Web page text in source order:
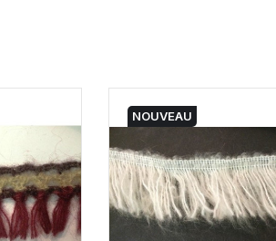
NOUVEAU